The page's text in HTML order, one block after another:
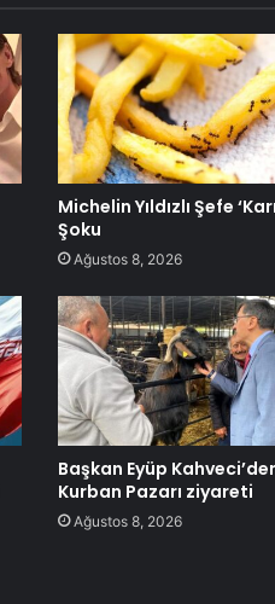
Michelin Yıldızlı Şefe
Şoku
Ağustos 8, 2026
Başkan Eyüp
Kurban Pazarı ziyareti
Ağustos 8, 2026